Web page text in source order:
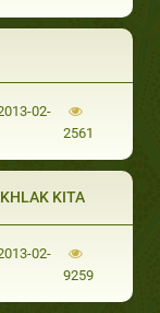
02-
2561
KITA
02-
9259